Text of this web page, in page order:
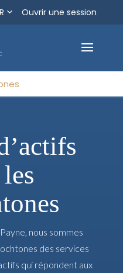
Recherche
Ouvrir une session
nous sommes
des services
qui répondent aux